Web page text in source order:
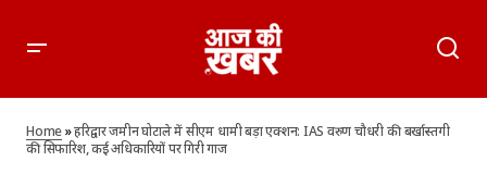
बर्खास्तगी की सिफारिश, कई अधिकारियों पर गिरी गाज
Home»हरिद्वार जमीन घोटाले में सीएम धामी बड़ा एक्शन: IAS वरुण चौधरी की बर्खास्तगी
की सिफारिश, कई अधिकारियों पर गिरी गाज